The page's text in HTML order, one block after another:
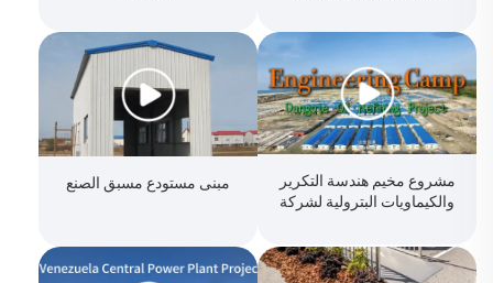
مشروع مخيم هندسة التكرير
والكيماويات البترولية لشركة
مبنى مستودع مسبق الصنع